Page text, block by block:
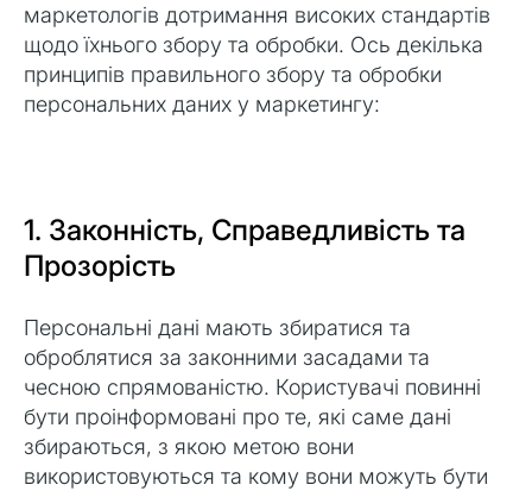
маркетологів дотримання високих стандартів
щодо їхнього збору та обробки. Ось декілька
принципів правильного збору та обробки
персональних даних у маркетингу:
1. Законність, Справедливість та
Прозорість
Персональні дані мають збиратися та
оброблятися за законними засадами та
чесною спрямованістю. Користувачі повинні
бути проінформовані про те, які саме дані
збираються, з якою метою вони
використовуються та кому вони можуть бути